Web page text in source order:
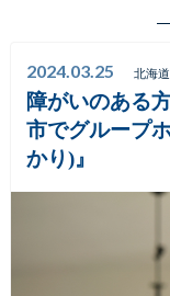
2024.03.25 北海道
障がいのある
市でグループ
かり)』